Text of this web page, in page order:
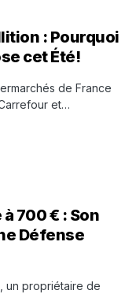
: Pourquoi
cet Été!
de France
et…
700 € : Son
Défense
un propriétaire de